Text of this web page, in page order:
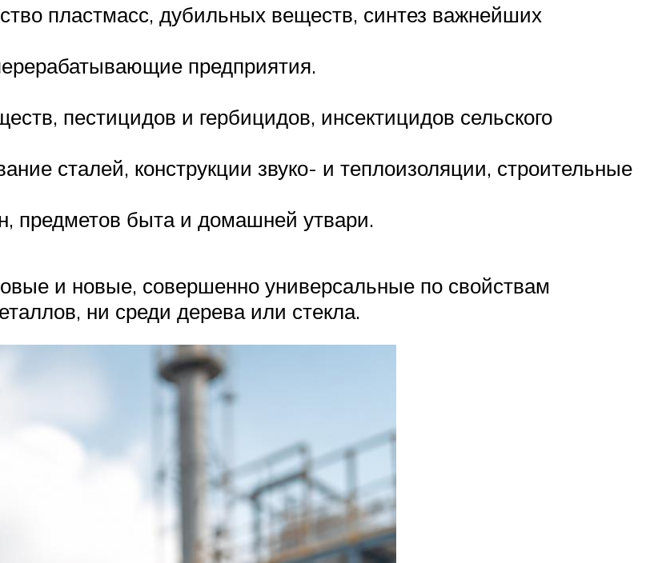
пластмасс, дубильных веществ, синтез важнейших
предприятия.
пестицидов и гербицидов, инсектицидов сельского
сталей, конструкции звуко- и теплоизоляции, строительные
предметов быта и домашней утвари.
и новые, совершенно универсальные по свойствам
ни среди дерева или стекла.